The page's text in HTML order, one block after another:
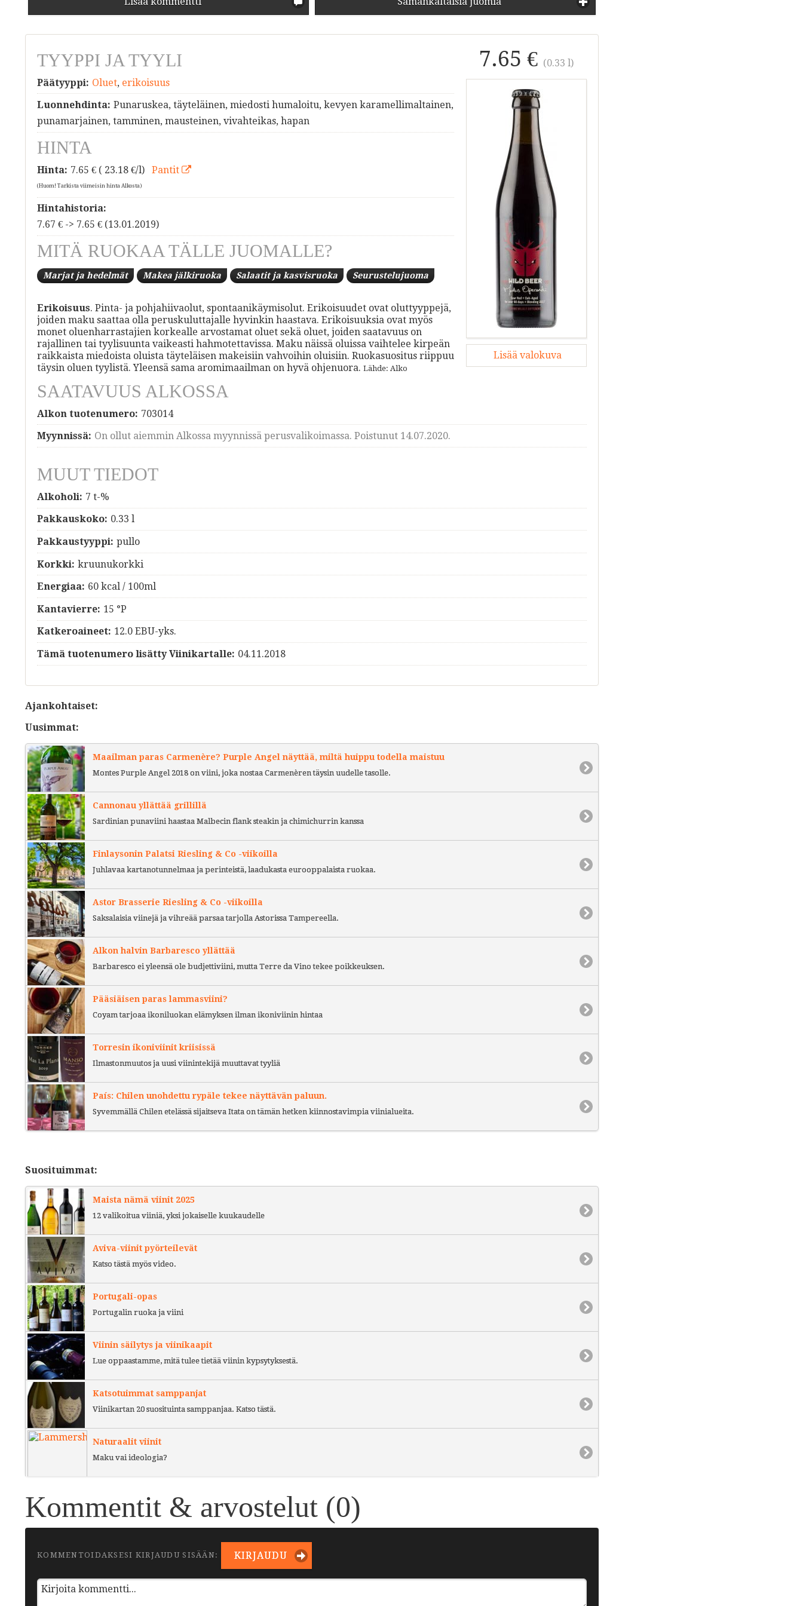
7.65 € (0.33 l)
Lisää valokuva
TYYPPI JA TYYLI
Päätyyppi: Oluet, erikoisuus
Luonnehdinta: Punaruskea, täyteläinen, miedosti humaloitu, kevyen karamellimaltainen,
punamarjainen, tamminen, mausteinen, vivahteikas, hapan
HINTA
Hinta: 7.65 € ( 23.18 €/l) Pantit
(Huom! Tarkista viimeisin hinta Alkosta)
Hintahistoria:
7.67 € -> 7.65 € (13.01.2019)
MITÄ RUOKAA TÄLLE JUOMALLE?
Marjat ja hedelmät Makea jälkiruoka Salaatit ja kasvisruoka Seurustelujuoma
Erikoisuus. Pinta- ja pohjahiivaolut, spontaanikäymisolut. Erikoisuudet ovat oluttyyppejä,
joiden maku saattaa olla peruskuluttajalle hyvinkin haastava. Erikoisuuksia ovat myös
monet oluenharrastajien korkealle arvostamat oluet sekä oluet, joiden saatavuus on
rajallinen tai tyylisuunta vaikeasti hahmotettavissa. Maku näissä oluissa vaihtelee kirpeän
raikkaista miedoista oluista täyteläisen makeisiin vahvoihin oluisiin. Ruokasuositus riippuu
täysin oluen tyylistä. Yleensä sama aromimaailman on hyvä ohjenuora. Lähde: Alko
SAATAVUUS ALKOSSA
Alkon tuotenumero: 703014
Myynnissä: On ollut aiemmin Alkossa myynnissä perusvalikoimassa. Poistunut 14.07.2020.
MUUT TIEDOT
Alkoholi: 7 t-%
Pakkauskoko: 0.33 l
Pakkaustyyppi: pullo
Korkki: kruunukorkki
Energiaa: 60 kcal / 100ml
Kantavierre: 15 °P
Katkeroaineet: 12.0 EBU-yks.
Tämä tuotenumero lisätty Viinikartalle: 04.11.2018
Ajankohtaiset:
Uusimmat:
Maailman paras Carmenère? Purple Angel näyttää, miltä huippu todella maistuu
Montes Purple Angel 2018 on viini, joka nostaa Carmenèren täysin uudelle tasolle.
Cannonau yllättää grillillä
Sardinian punaviini haastaa Malbecin flank steakin ja chimichurrin kanssa
Finlaysonin Palatsi Riesling & Co -viikoilla
Juhlavaa kartanotunnelmaa ja perinteistä, laadukasta eurooppalaista ruokaa.
Astor Brasserie Riesling & Co -viikoilla
Saksalaisia viinejä ja vihreää parsaa tarjolla Astorissa Tampereella.
Alkon halvin Barbaresco yllättää
Barbaresco ei yleensä ole budjettiviini, mutta Terre da Vino tekee poikkeuksen.
Pääsiäisen paras lammasviini?
Coyam tarjoaa ikoniluokan elämyksen ilman ikoniviinin hintaa
Torresin ikoniviinit kriisissä
Ilmastonmuutos ja uusi viinintekijä muuttavat tyyliä
País: Chilen unohdettu rypäle tekee näyttävän paluun.
Syvemmällä Chilen etelässä sijaitseva Itata on tämän hetken kiinnostavimpia viinialueita.
Suosituimmat:
Maista nämä viinit 2025
12 valikoitua viiniä, yksi jokaiselle kuukaudelle
Aviva-viinit pyörteilevät
Katso tästä myös video.
Portugali-opas
Portugalin ruoka ja viini
Viinin säilytys ja viinikaapit
Lue oppaastamme, mitä tulee tietää viinin kypsytyksestä.
Katsotuimmat samppanjat
Viinikartan 20 suosituinta samppanjaa. Katso tästä.
Naturaalit viinit
Maku vai ideologia?
Kommentit & arvostelut (0)
KOMMENTOIDAKSESI KIRJAUDU SISÄÄN: KIRJAUDU